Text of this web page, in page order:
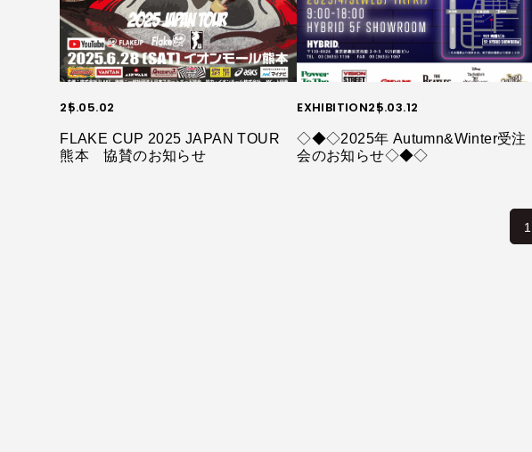
25.05.02
FLAKE CUP 2025 JAPAN TOUR
熊本 協賛のお知らせ
EXHIBITION25.03.12
◇◆◇2025年 Autumn&Winter受注
会のお知らせ◇◆◇
1